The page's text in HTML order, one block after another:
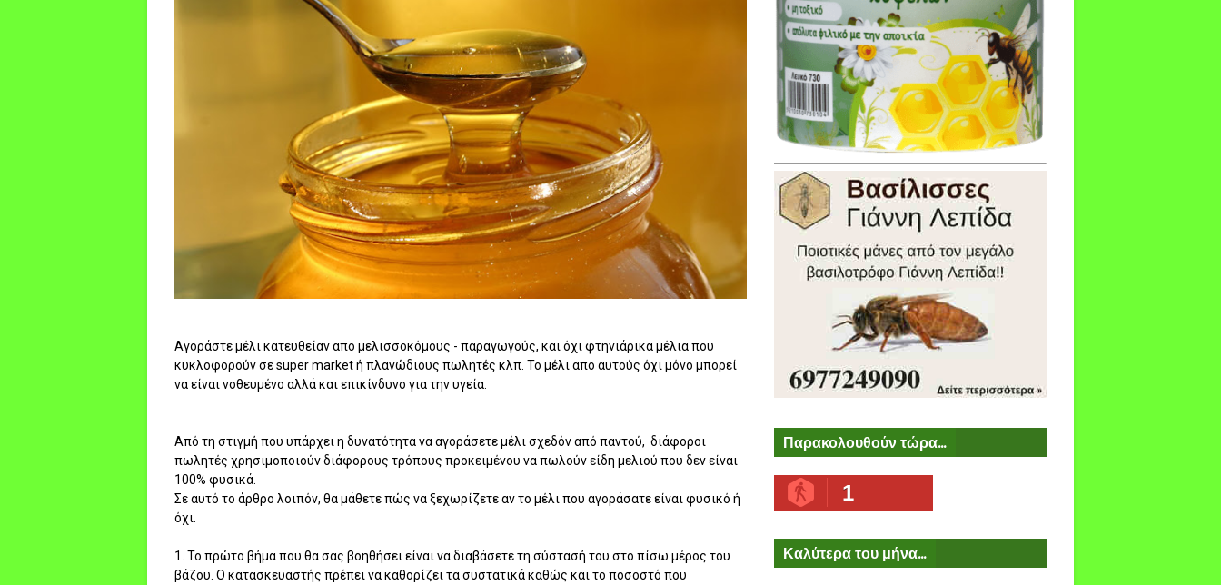
Αγοράστε μέλι κατευθείαν απο μελισσοκόμους - παραγωγούς, και όχι φτηνιάρικα μέλια που
κυκλοφορούν σε super market ή πλανώδιους πωλητές κλπ. Το μέλι απο αυτούς όχι μόνο μπορεί
να είναι νοθευμένο αλλά και επικίνδυνο για την υγεία.
Από τη στιγμή που υπάρχει η δυνατότητα να αγοράσετε μέλι σχεδόν από παντού, διάφοροι
πωλητές χρησιμοποιούν διάφορους τρόπους προκειμένου να πωλούν είδη μελιού που δεν είναι
100% φυσικά.
Σε αυτό το άρθρο λοιπόν, θα μάθετε πώς να ξεχωρίζετε αν το μέλι που αγοράσατε είναι φυσικό ή
όχι.
1. Το πρώτο βήμα που θα σας βοηθήσει είναι να διαβάσετε τη σύστασή του στο πίσω μέρος του
βάζου. Ο κατασκευαστής πρέπει να καθορίζει τα συστατικά καθώς και το ποσοστό που
Παρακολουθούν τώρα...
1
Καλύτερα του μήνα...